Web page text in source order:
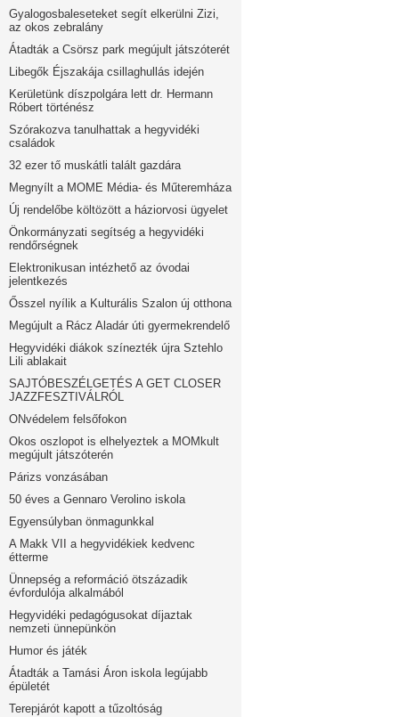
Gyalogosbaleseteket segít elkerülni Zizi,
az okos zebralány
Átadták a Csörsz park megújult játszóterét
Libegők Éjszakája csillaghullás idején
Kerületünk díszpolgára lett dr. Hermann
Róbert történész
Szórakozva tanulhattak a hegyvidéki
családok
32 ezer tő muskátli talált gazdára
Megnyílt a MOME Média- és Műteremháza
Új rendelőbe költözött a háziorvosi ügyelet
Önkormányzati segítség a hegyvidéki
rendőrségnek
Elektronikusan intézhető az óvodai
jelentkezés
Ősszel nyílik a Kulturális Szalon új otthona
Megújult a Rácz Aladár úti gyermekrendelő
Hegyvidéki diákok színezték újra Sztehlo
Lili ablakait
SAJTÓBESZÉLGETÉS A GET CLOSER
JAZZFESZTIVÁLRÓL
ONvédelem felsőfokon
Okos oszlopot is elhelyeztek a MOMkult
megújult játszóterén
Párizs vonzásában
50 éves a Gennaro Verolino iskola
Egyensúlyban önmagunkkal
A Makk VII a hegyvidékiek kedvenc
étterme
Ünnepség a reformáció ötszázadik
évfordulója alkalmából
Hegyvidéki pedagógusokat díjaztak
nemzeti ünnepünkön
Humor és játék
Átadták a Tamási Áron iskola legújabb
épületét
Terepjárót kapott a tűzoltóság